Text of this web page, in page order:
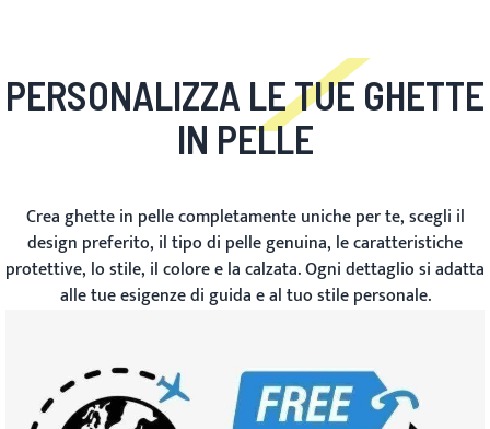
PERSONALIZZA LE TUE GHETTE
IN PELLE
Crea ghette in pelle completamente uniche per te, scegli il
design preferito, il tipo di pelle genuina, le caratteristiche
protettive, lo stile, il colore e la calzata. Ogni dettaglio si adatta
alle tue esigenze di guida e al tuo stile personale.